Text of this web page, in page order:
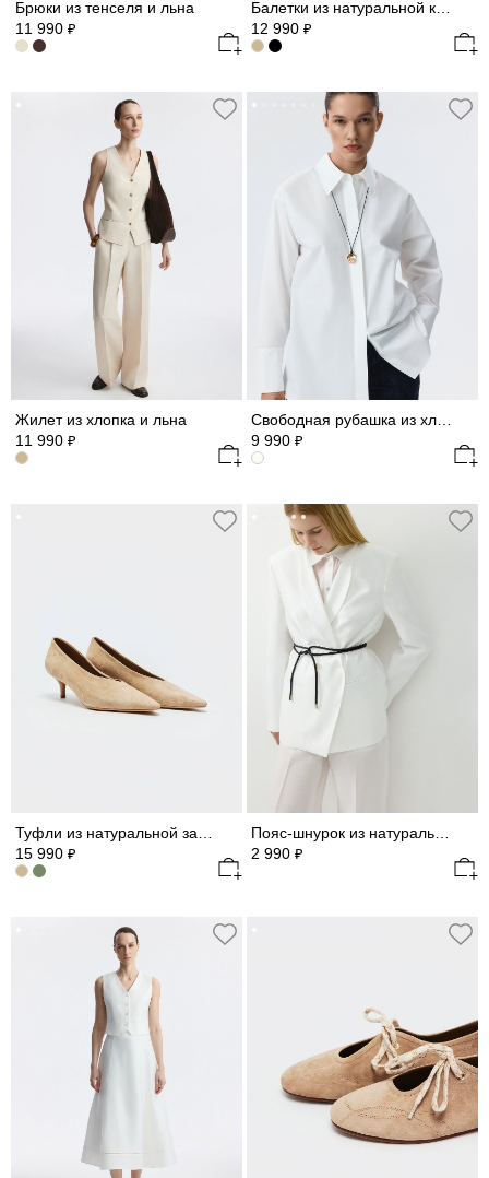
Брюки из тенселя и льна
11 990 ₽
12 990 ₽
Жилет из хлопка и льна
11 990 ₽
Свободная рубашка из хлопка
9 990 ₽
15 990 ₽
2 990 ₽